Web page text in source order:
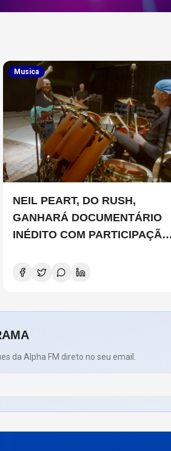
Musica
NEIL PEART, DO RUSH,
GANHARÁ DOCUMENTÁRIO
INÉDITO COM PARTICIPAÇÃO
COPELAND E DANNY CAREY
da Alpha FM direto no seu email.